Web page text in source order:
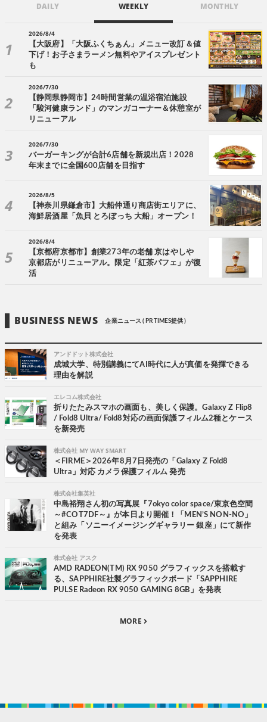
DAILY WEEKLY MONTHLY
2026/8/4
【大阪府】「大阪ふくちぁん」メニュー改訂＆値
下げ！お子さまラーメン無料やアイスプレゼント
も
2026/7/30
【静岡県静岡市】24時間営業の温浴宿泊施設
「駿河健康ランド」のマンガコーナー＆休憩室が
リニューアル
2026/7/30
バーガーキングが合計6店舗を新規出店！2028
年末までに全国600店舗を目指す
2026/8/5
【神奈川県鎌倉市】大船仲通り商店街エリアに、
海鮮居酒屋「魚貝 とろぼっち 大船」オープン！
2026/8/4
【京都府京都市】創業273年の老舗 京はやしや
京都店がリニューアル。限定「紅茶パフェ」が復
活
BUSINESS NEWS 企業ニュース ( PR TIMES提供 )
アンドドット株式会社
成城大学、特別講義にてAI時代に人が真価を発揮できる
理由を解説
エレコム株式会社
折りたたみスマホの画面も、美しく保護。Galaxy Z Flip8
/ Fold8 Ultra/ Fold8対応の画面保護フィルム2種とケース
を新発売
株式会社 MY WAY SMART
＜FIRME＞2026年8月7日発売の「Galaxy Z Fold8
Ultra」対応 カメラ保護フィルム 発売
株式会社集英社
中島裕翔さん初の写真展『7okyo color space/東京色空間
～#COT7DF～』が本日より開催！「MEN’S NON-NO」
と組み「ソニーイメージングギャラリー 銀座」にて新作
を発表
株式会社 アスク
AMD RADEON(TM) RX 9050 グラフィックスを搭載す
る、SAPPHIRE社製グラフィックボード「SAPPHIRE
PULSE Radeon RX 9050 GAMING 8GB」を発表
MORE